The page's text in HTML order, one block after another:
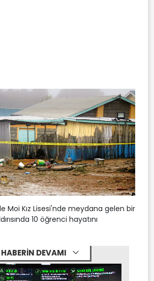
Moi Kız Lisesi'nde meydana gelen bir
10 öğrenci hayatını
HABERİN DEVAMI